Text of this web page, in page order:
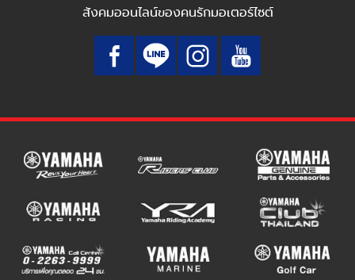
สังคมออนไลน์ของคนรักมอเตอร์ไซต์